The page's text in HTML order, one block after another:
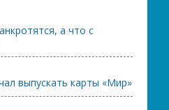
а что с
выпускать карты «Мир»